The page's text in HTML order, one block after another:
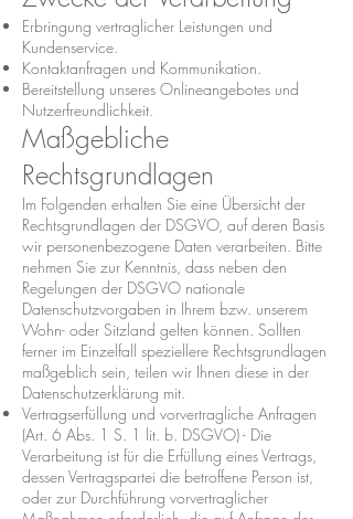
Erbringung vertraglicher Leistungen und
Kundenservice.
Kontaktanfragen und Kommunikation.
Bereitstellung unseres Onlineangebotes und
Nutzerfreundlichkeit.
Maßgebliche
Rechtsgrundlagen
Im Folgenden erhalten Sie eine Übersicht der
Rechtsgrundlagen der DSGVO, auf deren Basis
wir personenbezogene Daten verarbeiten. Bitte
nehmen Sie zur Kenntnis, dass neben den
Regelungen der DSGVO nationale
Datenschutzvorgaben in Ihrem bzw. unserem
Wohn- oder Sitzland gelten können. Sollten
ferner im Einzelfall speziellere Rechtsgrundlagen
maßgeblich sein, teilen wir Ihnen diese in der
Datenschutzerklärung mit.
Vertragserfüllung und vorvertragliche Anfragen
(Art. 6 Abs. 1 S. 1 lit. b. DSGVO) - Die
Verarbeitung ist für die Erfüllung eines Vertrags,
dessen Vertragspartei die betroffene Person ist,
oder zur Durchführung vorvertraglicher